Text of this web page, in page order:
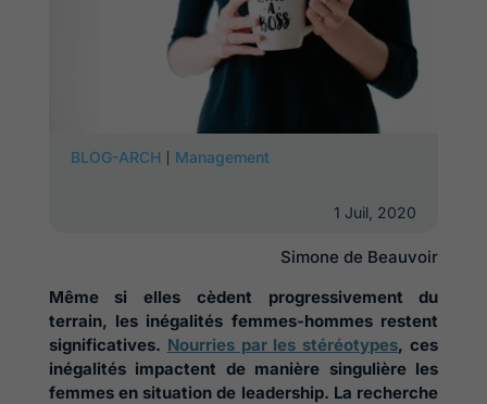
BLOG-ARCH | Management
1 Juil, 2020
partie franchi la distance qui la séparait du mâle
Simone de Beauvoir
Même si elles cèdent progressivement du
terrain, les inégalités femmes-hommes restent
significatives. Nourries par les stéréotypes, ces
inégalités impactent de manière singulière les
femmes en situation de leadership. La recherche